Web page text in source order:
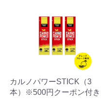
カルノパワーSTICK（3
本）※500円クーポン付き